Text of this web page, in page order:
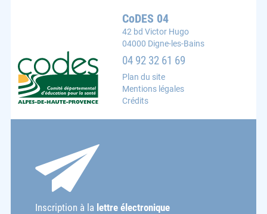
CoDES 04 : Comité départemental d'éducation pour la
CoDES 04
42 bd Victor Hugo
04000 Digne-les-Bains
04 92 32 61 69
Plan du site
Mentions légales
Crédits
Inscription à la lettre électronique